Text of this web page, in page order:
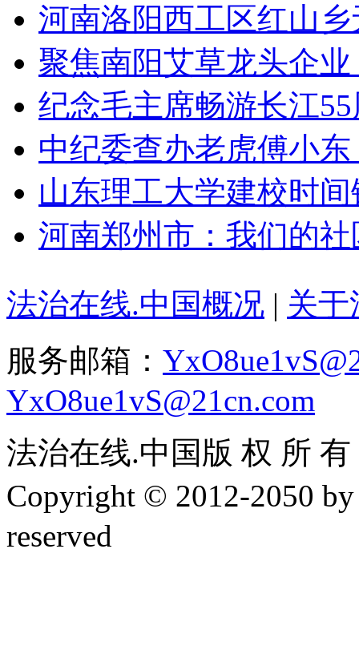
河南洛阳西工区红山
聚焦南阳艾草龙头企
纪念毛主席畅游长江
中纪委查办老虎傅小
山东理工大学建校时
河南郑州市：我们的
法治在线.中国概况 | 关于
服务邮箱：
YxO8ue1vS@21cn.com
法治在线.中国版 权 所
Copyright © 2012-2050
reserved